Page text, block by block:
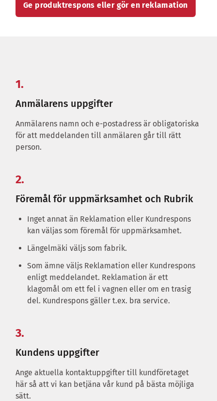
Ge produktrespons eller gör en reklamation
1.
Anmälarens uppgifter
Anmälarens namn och e-postadress är obligatoriska
för att meddelanden till anmälaren går till rätt
person.
2.
Föremål för uppmärksamhet och Rubrik
Inget annat än Reklamation eller Kundrespons
kan väljas som föremål för uppmärksamhet.
Längelmäki väljs som fabrik.
Som ämne väljs Reklamation eller Kundrespons
enligt meddelandet. Reklamation är ett
klagomål om ett fel i vagnen eller om en trasig
del. Kundrespons gäller t.ex. bra service.
3.
Kundens uppgifter
Ange aktuella kontaktuppgifter till kundföretaget
här så att vi kan betjäna vår kund på bästa möjliga
sätt.